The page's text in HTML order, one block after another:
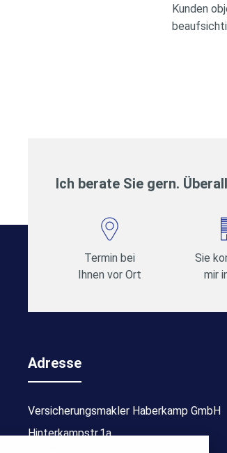
Kunden
Ich berate Sie gern.
Termin bei
Ihnen vor Ort
Sie
mir
Adresse
Versicherungsmakler Haberkamp GmbH
Hinterkampstr.1a